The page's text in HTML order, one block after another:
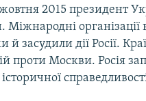
2015 президент
організації
засудили дії Росії.
проти Москви. Росія